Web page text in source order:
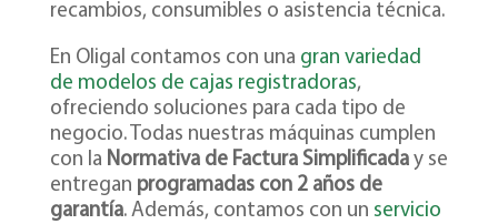
recambios, consumibles o asistencia técnica.
En Oligal contamos con una gran variedad
de modelos de cajas registradoras,
ofreciendo soluciones para cada tipo de
negocio. Todas nuestras máquinas cumplen
con la Normativa de Factura Simplificaday se
entregan programadas con 2 años de
garantía. Además, contamos con un servicio